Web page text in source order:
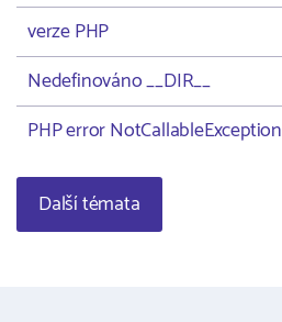
verze PHP
Nedefinováno __DIR__
PHP error NotCallableException
Další témata